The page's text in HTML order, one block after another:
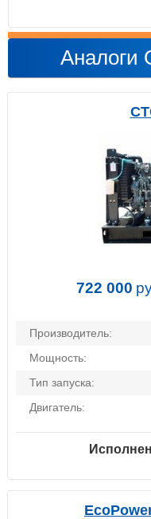
Аналоги
722 000
Производитель:
Мощность:
Тип запуска:
Двигатель: